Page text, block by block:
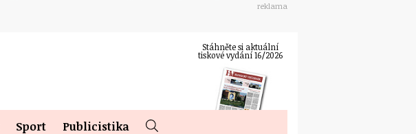
reklama
Stáhněte si aktuální
tiskové vydání 16/2026
Sport Publicistika